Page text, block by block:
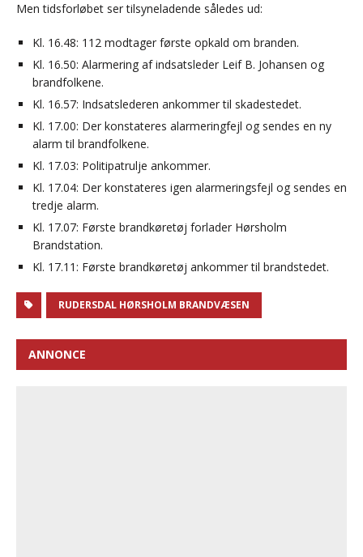
Men tidsforløbet ser tilsyneladende således ud:
Kl. 16.48: 112 modtager første opkald om branden.
Kl. 16.50: Alarmering af indsatsleder Leif B. Johansen og
brandfolkene.
Kl. 16.57: Indsatslederen ankommer til skadestedet.
Kl. 17.00: Der konstateres alarmeringfejl og sendes en ny
alarm til brandfolkene.
Kl. 17.03: Politipatrulje ankommer.
Kl. 17.04: Der konstateres igen alarmeringsfejl og sendes en
tredje alarm.
Kl. 17.07: Første brandkøretøj forlader Hørsholm
Brandstation.
Kl. 17.11: Første brandkøretøj ankommer til brandstedet.
RUDERSDAL HØRSHOLM BRANDVÆSEN
ANNONCE